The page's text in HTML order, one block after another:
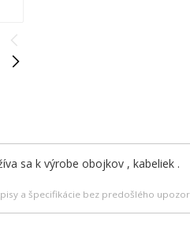
sa k výrobe obojkov , kabeliek .
a špecifikácie bez predošlého